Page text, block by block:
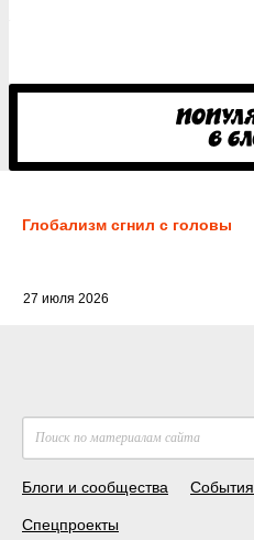
Глобализм сгнил с головы
27 июля 2026
Блоги и сообщества События
Спецпроекты